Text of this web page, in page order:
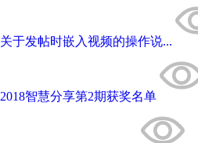
关于发帖时嵌入视频的操作说...
2018智慧分享第2期获奖名单